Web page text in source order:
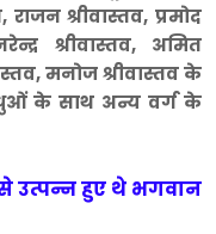
श्रीवास्तव, प्रमोद
श्रीवास्तव, अमित
मनोज श्रीवास्तव के
के साथ अन्य वर्ग के
से उत्पन्न हुए थे भगवान